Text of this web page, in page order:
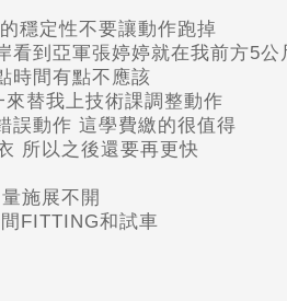
穩定性不要讓動作跑掉
看到亞軍張婷婷就在我前方5公
時間有點不應該
替我上技術課調整動作
誤動作 這學費繳的很值得
所以之後還要再更快
施展不開
FITTING和試車